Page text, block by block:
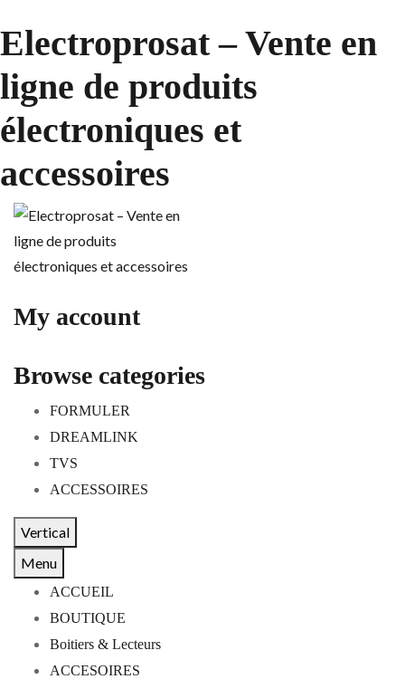
Electroprosat – Vente en
ligne de produits
électroniques et
accessoires
My account
Browse categories
FORMULER
DREAMLINK
TVS
ACCESSOIRES
Vertical
Menu
ACCUEIL
BOUTIQUE
Boitiers & Lecteurs
ACCESOIRES